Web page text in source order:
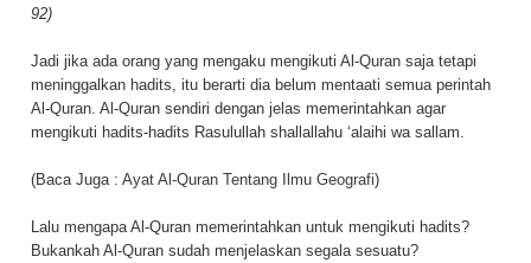
92)
Jadi jika ada orang yang mengaku mengikuti Al-Quran saja tetapi
meninggalkan hadits, itu berarti dia belum mentaati semua perintah
Al-Quran. Al-Quran sendiri dengan jelas memerintahkan agar
mengikuti hadits-hadits Rasulullah shallallahu ‘alaihi wa sallam.
(Baca Juga : Ayat Al-Quran Tentang Ilmu Geografi)
Lalu mengapa Al-Quran memerintahkan untuk mengikuti hadits?
Bukankah Al-Quran sudah menjelaskan segala sesuatu?